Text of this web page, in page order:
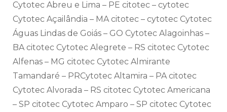
Cytotec Abreu e Lima – PE citotec – cytotec
Cytotec Açailândia – MA citotec – cytotec Cytotec
Águas Lindas de Goiás – GO Cytotec Alagoinhas –
BA citotec Cytotec Alegrete – RS citotec Cytotec
Alfenas – MG citotec Cytotec Almirante
Tamandaré – PRCytotec Altamira – PA citotec
Cytotec Alvorada – RS citotec Cytotec Americana
– SP citotec Cytotec Amparo – SP citotec Cytotec